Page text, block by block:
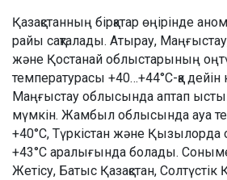
Қазақстанның бірқатар өңірінде
райы сақталады. Атырау,
және Қостанай облыстарының
температурасы +40…+44°C-қа дейін
Маңғыстау облысында аптап ыстық
мүмкін. Жамбыл облысында ауа
+40°C, Түркістан және
+43°C аралығында болады.
Жетісу, Батыс Қазақстан, Солтүстік